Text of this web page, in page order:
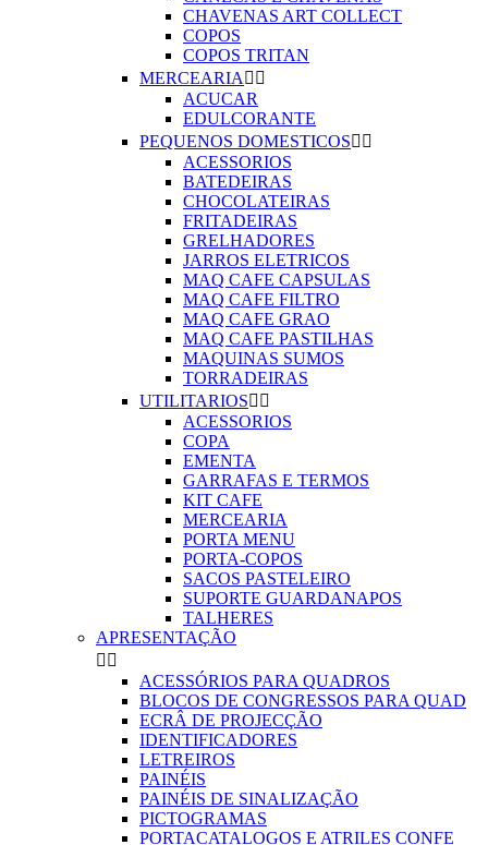
CHAVENAS ART COLLECT
COPOS
COPOS TRITAN
MERCEARIA  
ACUCAR
EDULCORANTE
PEQUENOS DOMESTICOS 
ACESSORIOS
BATEDEIRAS
CHOCOLATEIRAS
FRITADEIRAS
GRELHADORES
JARROS ELETRICOS
MAQ CAFE CAPSULAS
MAQ CAFE FILTRO
MAQ CAFE GRAO
MAQ CAFE PASTILHAS
MAQUINAS SUMOS
TORRADEIRAS
UTILITARIOS 
ACESSORIOS
COPA
EMENTA
GARRAFAS E TERMOS
KIT CAFE
MERCEARIA
PORTA MENU
PORTA-COPOS
SACOS PASTELEIRO
SUPORTE GUARDANAPOS
TALHERES
APRESENTAÇÃO
 
ACESSÓRIOS PARA QUADROS
BLOCOS DE CONGRESSOS PARA QUAD
ECRÂ DE PROJECÇÃO
IDENTIFICADORES
LETREIROS
PAINÉIS
PAINÉIS DE SINALIZAÇÃO
PICTOGRAMAS
PORTACATALOGOS E ATRILES CONFE